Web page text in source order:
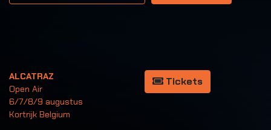
ALCATRAZ
Open Air
6/7/8/9 augustus
Kortrijk Belgium
Tickets